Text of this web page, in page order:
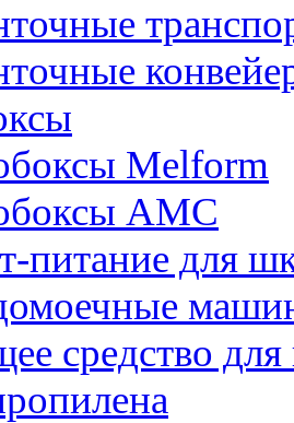
Melform
AMC
питание для
средство для